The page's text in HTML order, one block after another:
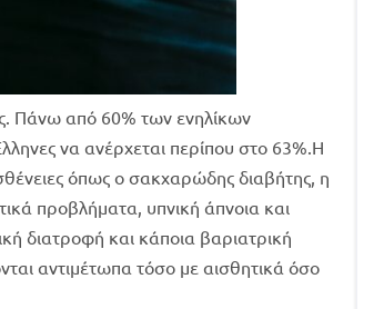
Πάνω από 60% των ενηλίκων
να ανέρχεται περίπου στο 63%.Η
όπως ο σακχαρώδης διαβήτης, η
προβλήματα, υπνική άπνοια και
διατροφή και κάποια βαριατρική
αντιμέτωπα τόσο με αισθητικά όσο